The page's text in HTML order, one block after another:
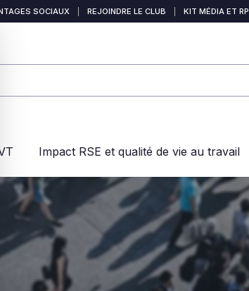
SOCIAUX REJOINDRE LE CLUB KIT MÉDIA ET RP
Impact RSE et qualité de vie au travail